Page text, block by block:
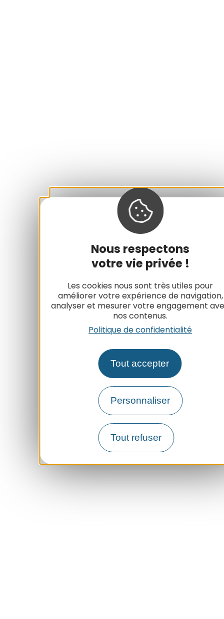
Nous respectons
votre vie privée !
Les cookies nous sont très utiles pour
améliorer votre expérience de navigation,
analyser et mesurer votre engagement
nos contenus.
Politique de confidentialité
Tout accepter
Personnaliser
Tout refuser